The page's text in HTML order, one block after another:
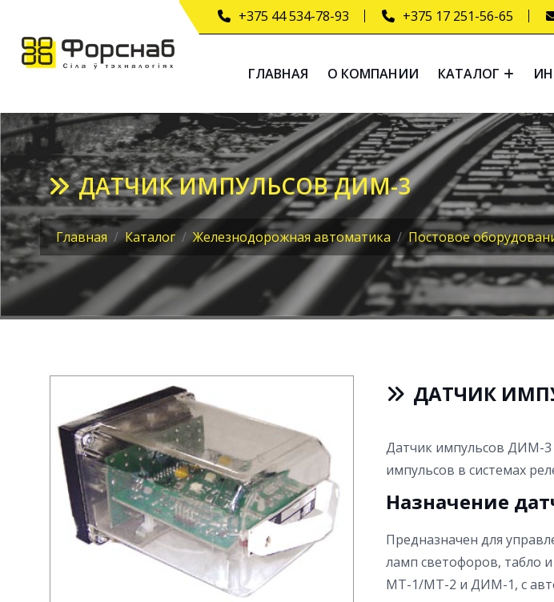
+375 44 534-78-93 +375 17 251-56-65
ГЛАВНАЯ О КОМПАНИИ КАТАЛОГ
ДАТЧИК ИМПУЛЬСОВ ДИМ-3
Главная Каталог Железнодорожная автоматика Постовое
ДАТЧИК
Датчик импульсов ДИМ-3
импульсов в системах
Назначение
Предназначен для
ламп светофоров, табло
МТ-1/МТ-2 и ДИМ-1, с